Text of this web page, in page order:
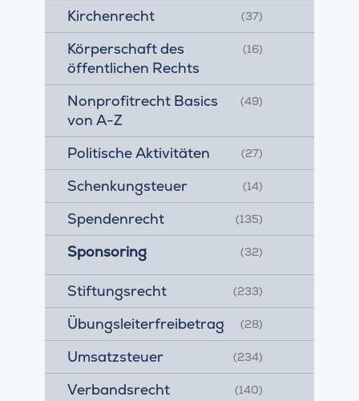
Kirchenrecht (37)
Körperschaft des
öffentlichen Rechts
(16)
Nonprofitrecht Basics
von A-Z
(49)
Politische Aktivitäten (27)
Schenkungsteuer (14)
Spendenrecht (135)
Sponsoring (32)
Stiftungsrecht (233)
Übungsleiterfreibetrag (28)
Umsatzsteuer (234)
Verbandsrecht (140)